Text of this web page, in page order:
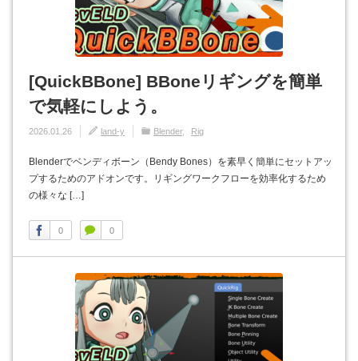
[QuickBBone] BBoneリギングを簡単
で気軽にしよう。
2026.01.26 land-y Blender Rig
Blenderでベンディボーン（Bendy Bones）を素早く簡単にセットアッ
プするためのアドオンです。リギングワークフローを効率化するため
の様々な […]
0 0